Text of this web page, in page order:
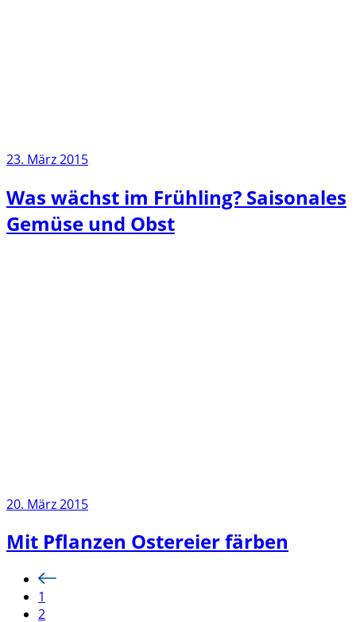
23. März 2015
Was wächst im Frühling? Saisonales
Gemüse und Obst
20. März 2015
Mit Pflanzen Ostereier färben
1
2